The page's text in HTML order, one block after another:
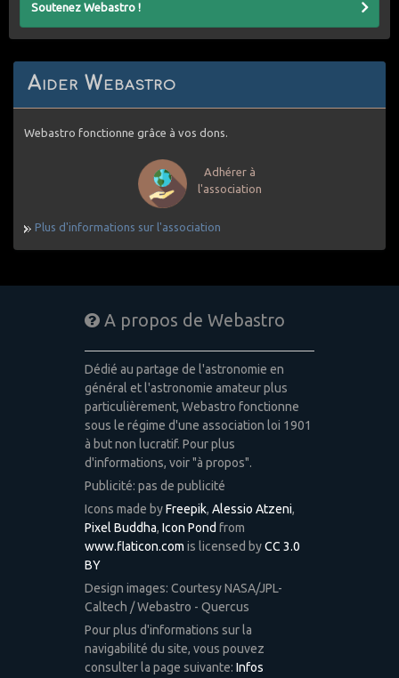
Soutenez Webastro !
Aider Webastro
Webastro fonctionne grâce à vos dons.
Adhérer à
l'association
Plus d'informations sur l'association
A propos de Webastro
Dédié au partage de l'astronomie en
général et l'astronomie amateur plus
particulièrement, Webastro fonctionne
sous le régime d'une association loi 1901
à but non lucratif. Pour plus
d'informations, voir "à propos".
Publicité: pas de publicité
Icons made byFreepik, Alessio Atzeni,
Pixel Buddha, Icon Pond from
www.flaticon.com is licensed byCC 3.0
BY
Design images: Courtesy NASA/JPL-
Caltech / Webastro - Quercus
Pour plus d'informations sur la
navigabilité du site, vous pouvez
consulter la page suivante: Infos